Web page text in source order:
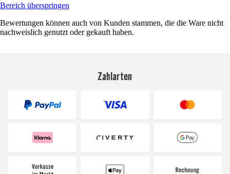
Bereich überspringen
Bewertungen können auch von Kunden stammen, die die Ware nicht
nachweislich genutzt oder gekauft haben.
Zahlarten